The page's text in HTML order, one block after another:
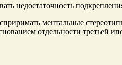
недостаточность
ментальные
отдельности третьей